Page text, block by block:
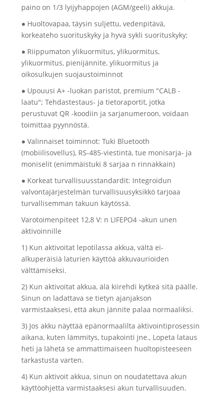
paino on 1/3 lyijyhappojen (AGM/geeli) akkuja.
● Huoltovapaa, täysin suljettu, vedenpitävä,
korkeateho suorituskyky ja hyvä sykli suorituskyky;
● Riippumaton ylikuormitus, ylikuormitus,
ylikuormitus, pienijännite, ylikuormitus ja
oikosulkujen suojaustoiminnot
● Upouusi A+ -luokan paristot, premium "CALB -
laatu"; Tehdastestaus- ja tietoraportit, jotka
perustuvat QR -koodiin ja sarjanumeroon, voidaan
toimittaa pyynnöstä.
● Valinnaiset toiminnot: Tuki Bluetooth
(mobiilisovellus), RS-485-viestintä, tue monisarja- ja
moniselit (enimmäistuki 8 sarjaa n rinnakkain)
● Korkeat turvallisuusstandardit: Integroidun
valvontajärjestelmän turvallisuusyksikkö tarjoaa
turvallisemman takuun käytössä.
Varotoimenpiteet 12,8 V: n LIFEPO4 -akun unen
aktivoinnille
1) Kun aktivoitat lepotilassa akkua, vältä ei-
alkuperäisiä laturien käyttöä akkuvaurioiden
välttämiseksi.
2) Kun aktivoitat akkua, älä kiirehdi kytkeä sitä päälle.
Sinun on ladattava se tietyn ajanjakson
varmistaaksesi, että akun jännite palaa normaaliksi.
3) Jos akku näyttää epänormaalilta aktivointiprosessin
aikana, kuten lämmitys, tupakointi jne., Lopeta lataus
heti ja lähetä se ammattimaiseen huoltopisteeseen
tarkastusta varten.
4) Kun aktivoit akkua, sinun on noudatettava akun
käyttöohjetta varmistaaksesi akun turvallisuuden.